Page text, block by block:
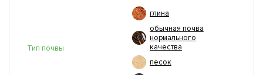
Тип почвы
глина
обычная почва
нормального
качества
песок